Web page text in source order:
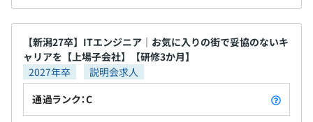
【新潟27卒】ITエンジニア｜お気に入りの街で妥協のないキ
ャリアを【上場子会社】【研修3か月】
2027年卒
説明会求人
通過ランク：C